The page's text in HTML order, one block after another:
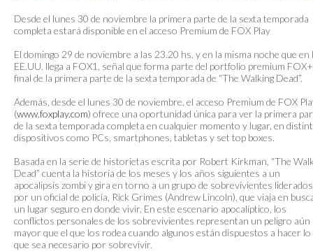
Desde el lunes 30 de noviembre la primera parte de la sexta temporada
completa estará disponible en el acceso Premium de FOX Play
El domingo 29 de noviembre a las 23.20 hs. y en la misma noche que en
EE.UU. llega a FOX1, señal que forma parte del portfolio premium
final de la primera parte de la sexta temporada de “The Walking Dead”.
Además, desde el lunes 30 de noviembre, el acceso Premium de FOX
(www.foxplay.com) ofrece una oportunidad única para ver la primera
de la sexta temporada completa en cualquier momento y lugar, en
dispositivos como PCs, smartphones, tabletas y set top boxes.
Basada en la serie de historietas escrita por Robert Kirkman, “The
Dead” cuenta la historia de los meses y los años siguientes a un
apocalipsis zombi y gira en torno a un grupo de sobrevivientes liderados
por un oficial de policía, Rick Grimes (Andrew Lincoln), que viaja en
un lugar seguro en donde vivir. En este escenario apocalíptico, los
conflictos personales de los sobrevivientes representan un peligro aún
mayor que el que los rodea cuando algunos están dispuestos a hacer lo
que sea necesario por sobrevivir.